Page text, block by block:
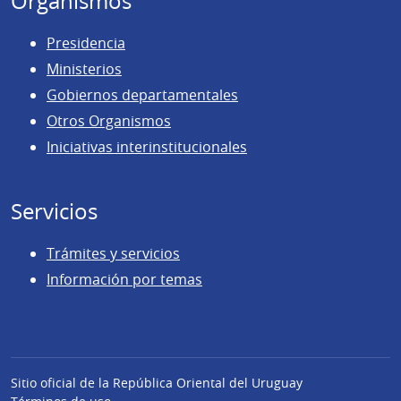
Presidencia
Ministerios
Gobiernos departamentales
Otros Organismos
Iniciativas interinstitucionales
Servicios
Trámites y servicios
Información por temas
Sitio oficial de la República Oriental del Uruguay